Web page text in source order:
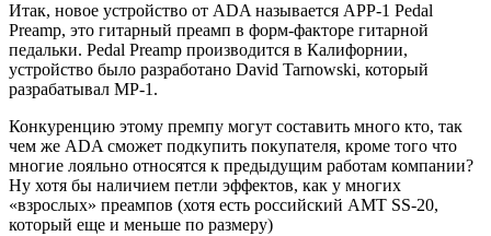
Итак, новое устройство от ADA называется APP-1 Pedal
Preamp, это гитарный преамп в форм-факторе гитарной
педальки. Pedal Preamp производится в Калифорнии,
устройство было разработано David Tarnowski, который
разрабатывал MP-1.
Конкуренцию этому премпу могут составить много кто, так
чем же ADA сможет подкупить покупателя, кроме того что
многие лояльно относятся к предыдущим работам компании?
Ну хотя бы наличием петли эффектов, как у многих
«взрослых» преампов (хотя есть российский AMT SS-20,
который еще и меньше по размеру)